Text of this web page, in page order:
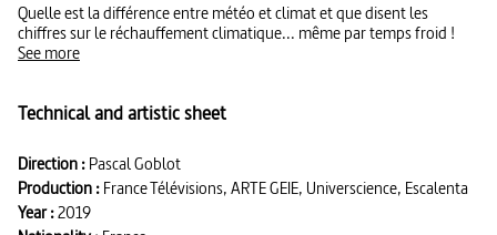
Quelle est la différence entre météo et climat et que disent les
chiffres sur le réchauffement climatique... même par temps froid !
See more
Technical and artistic sheet
Direction :Pascal Goblot
Production :France Télévisions, ARTE GEIE, Universcience, Escalenta
Year :2019